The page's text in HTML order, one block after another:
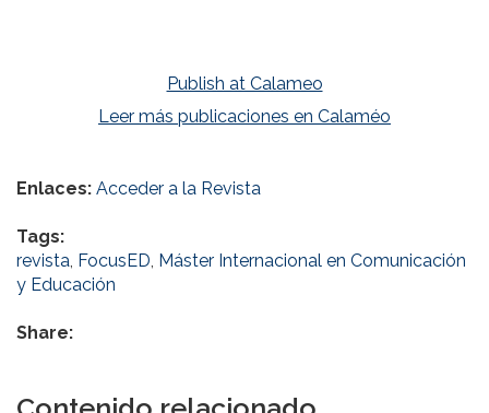
Publish at Calameo
Leer más publicaciones en Calaméo
Enlaces: Acceder a la Revista
Tags:
revista, FocusED, Máster Internacional en Comunicación
y Educación
Share: